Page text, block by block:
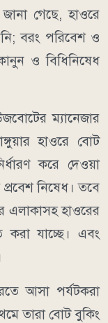
গেছে, হাওরে
বরং পরিবেশ ও
ও বিধিনিষেধ
ম্যানেজার
হাওরে বোট
করে দেওয়া
নিষেধ। তবে
এলাকাসহ হাওরের
করা যাচ্ছে। এবং
আসা পর্যটকরা
তারা বোট বুকিং